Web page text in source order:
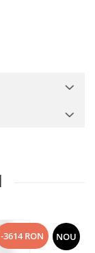
-3614 RON NOU